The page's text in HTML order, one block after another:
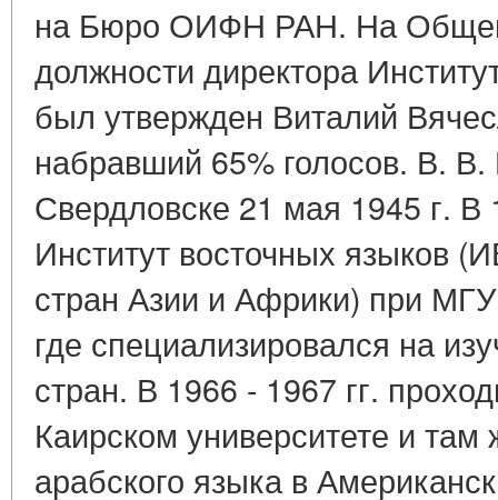
на Бюро ОИФН РАН. На
должности директора
был утвержден Виталий
набравший 65% голосов. В.
Свердловске 21 мая 1945 г. В
Институт восточных языков
стран Азии и Африки) при
где специализировался на
стран. В 1966 - 1967 гг.
Каирском университете и там
арабского языка в